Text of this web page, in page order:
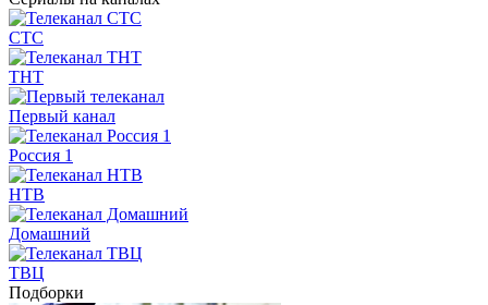
СТС
ТНТ
Первый канал
Россия 1
НТВ
Домашний
ТВЦ
Подборки